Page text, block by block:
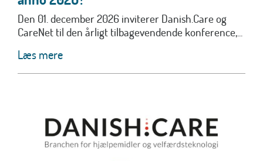
Den 01. december 2026 inviterer Danish.Care og
CareNet til den årligt tilbagevendende konference,...
Læs mere